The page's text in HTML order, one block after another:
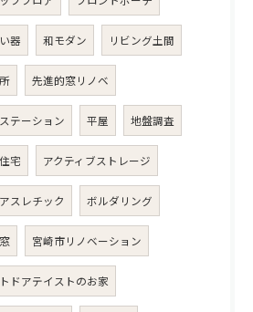
器 和モダン リビング土間
先進的窓リノベ
テーション 平屋 地盤調査
宅 アクティブストレージ
スレチック ボルダリング
宮崎市リノベーション
ドアテイストのお家